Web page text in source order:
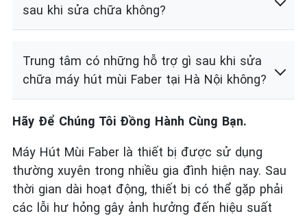
sau khi sửa chữa không?
Trung tâm có những hỗ trợ gì sau khi sửa
chữa máy hút mùi Faber tại Hà Nội không?
Hãy Để Chúng Tôi Đồng Hành Cùng Bạn.
Máy Hút Mùi Faber là thiết bị được sử dụng
thường xuyên trong nhiều gia đình hiện nay. Sau
thời gian dài hoạt động, thiết bị có thể gặp phải
các lỗi hư hỏng gây ảnh hưởng đến hiệu suất